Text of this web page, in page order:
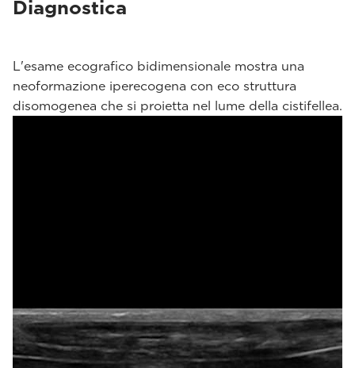
Diagnostica
L'esame ecografico bidimensionale mostra una
neoformazione iperecogena con eco struttura
disomogenea che si proietta nel lume della cistifellea.